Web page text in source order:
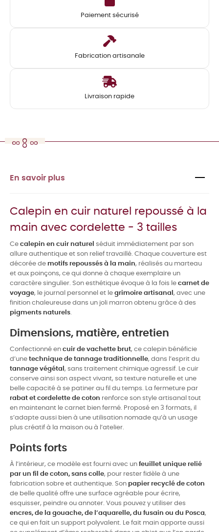
Paiement sécurisé
Fabrication artisanale
Livraison rapide
En savoir plus
Calepin en cuir naturel repoussé à la
main avec cordelette - 3 tailles
Ce calepin en cuir naturel séduit immédiatement par son
allure authentique et son relief travaillé. Chaque couverture est
décorée de motifs repoussés à la main, réalisés au marteau
et aux poinçons, ce qui donne à chaque exemplaire un
caractère singulier. Son esthétique évoque à la fois le carnet de
voyage, le journal personnel et le grimoire artisanal , avec une
finition chaleureuse dans un joli marron obtenu grâce à des
pigments naturels.
Dimensions, matière, entretien
Confectionné en cuir de vachette brut, ce calepin bénéficie
d’une technique de tannage traditionnelle, dans l’esprit du
tannage végétal , sans traitement chimique agressif. Le cuir
conserve ainsi son aspect vivant, sa texture naturelle et une
belle capacité à se patiner au fil du temps. La fermeture par
rabat et cordelette de coton renforce son style artisanal tout
en maintenant le carnet bien fermé. Proposé en 3 formats, il
s’adapte aussi bien à une utilisation nomade qu’à un usage
plus créatif à la maison ou à l’atelier.
Points forts
À l’intérieur, ce modèle est fourni avec un feuillet unique relié
par un fil de coton, sans colle, pour rester fidèle à une
fabrication sobre et authentique. Son papier recyclé de coton
de belle qualité offre une surface agréable pour écrire,
esquisser, peindre ou annoter. Vous pouvez y utiliser des
encres, de la gouache, de l’aquarelle, du fusain ou du Posca,
ce qui en fait un support polyvalent. Le fait main apporte aussi